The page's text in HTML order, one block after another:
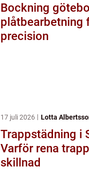
Bockning göteborg
plåtbearbetning
precision
17 juli 2026 Lotta
Trappstädning i
Varför rena
skillnad